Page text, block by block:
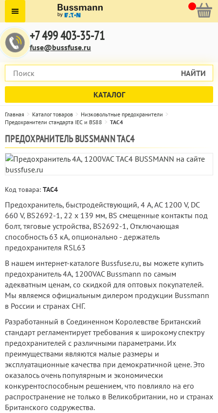
+7 499 403-35-71
fuse@bussfuse.ru
НАЙТИ
КАТАЛОГ
Главная Каталог товаров
Низковольтные предохранители
Предохранители стандарта IEC и BS88
TAC4
ПРЕДОХРАНИТЕЛЬ BUSSMANN TAC4
Код товара: TAC4
Предохранитель, быстродействующий, 4 A, AC 1200 V, DC
660 V, BS2692-1, 22 x 139 мм, BS смещенные контакты под
болт, тяговые устройства, BS2692-1, Отключающая
способность 63 кА, опционально - держатель
предохранителя RSL63
В нашем интернет-каталоге Bussfuse.ru, вы можете купить
предохранитель 4А, 1200VAC Bussmann по самым
адекватным ценам, со скидкой для оптовых покупателей.
Мы являемся официальным дилером продукции Bussmann
в России и странах СНГ.
Разработанный в Соединенном Королевстве Британский
стандарт регламентирует требования к широкому спектру
предохранителей с различными параметрами. Их
преимуществами являются малые размеры и
эксплуатационные качества при демократичной цене. Это
оказалось очень популярным и экономически
конкурентоспособным решением, что повлияло на его
распространение не только в Великобритании, но и странах
Британского содружества.